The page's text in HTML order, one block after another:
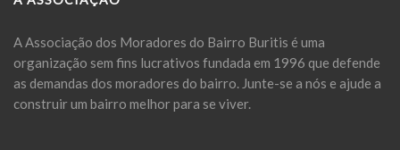
A Associação dos Moradores do Bairro Buritis é uma
organização sem fins lucrativos fundada em 1996 que defende
as demandas dos moradores do bairro. Junte-se a nós e ajude a
construir um bairro melhor para se viver.